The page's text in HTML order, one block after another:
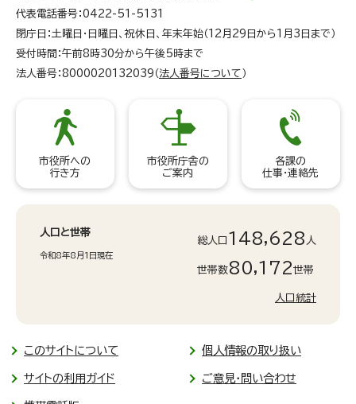
代表電話番号：0422-51-5131
閉庁日：土曜日・日曜日、祝休日、年末年始（12月29日から1月3日まで）
受付時間：午前8時30分から午後5時まで
法人番号：8000020132039（法人番号について ）
市役所への
行き方
市役所庁舎の
ご案内
各課の
仕事・連絡先
人口と世帯
令和8年8月1日現在
総人口 148,628 人
世帯数80,172世帯
人口統計
このサイトについて 個人情報の取り扱い
サイトの利用ガイド ご意見・問い合わせ